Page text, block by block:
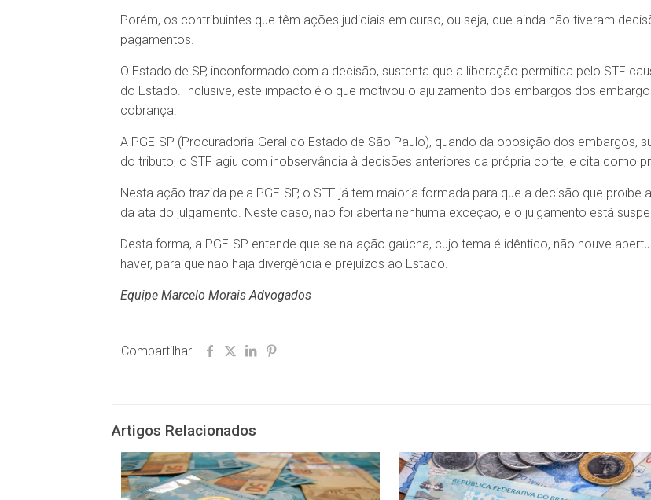
Porém, os contribuintes que têm ações judiciais em curso, ou seja, que ainda não tiveram
pagamentos.
O Estado de SP, inconformado com a decisão, sustenta que a liberação permitida pelo STF
do Estado. Inclusive, este impacto é o que motivou o ajuizamento dos embargos dos
cobrança.
A PGE-SP (Procuradoria-Geral do Estado de São Paulo), quando da oposição dos embargos,
do tributo, o STF agiu com inobservância à decisões anteriores da própria corte, e cita como
Nesta ação trazida pela PGE-SP, o STF já tem maioria formada para que a decisão que
da ata do julgamento. Neste caso, não foi aberta nenhuma exceção, e o julgamento está
Desta forma, a PGE-SP entende que se na ação gaúcha, cujo tema é idêntico, não houve
haver, para que não haja divergência e prejuízos ao Estado.
Equipe Marcelo Morais Advogados
Compartilhar
Artigos Relacionados